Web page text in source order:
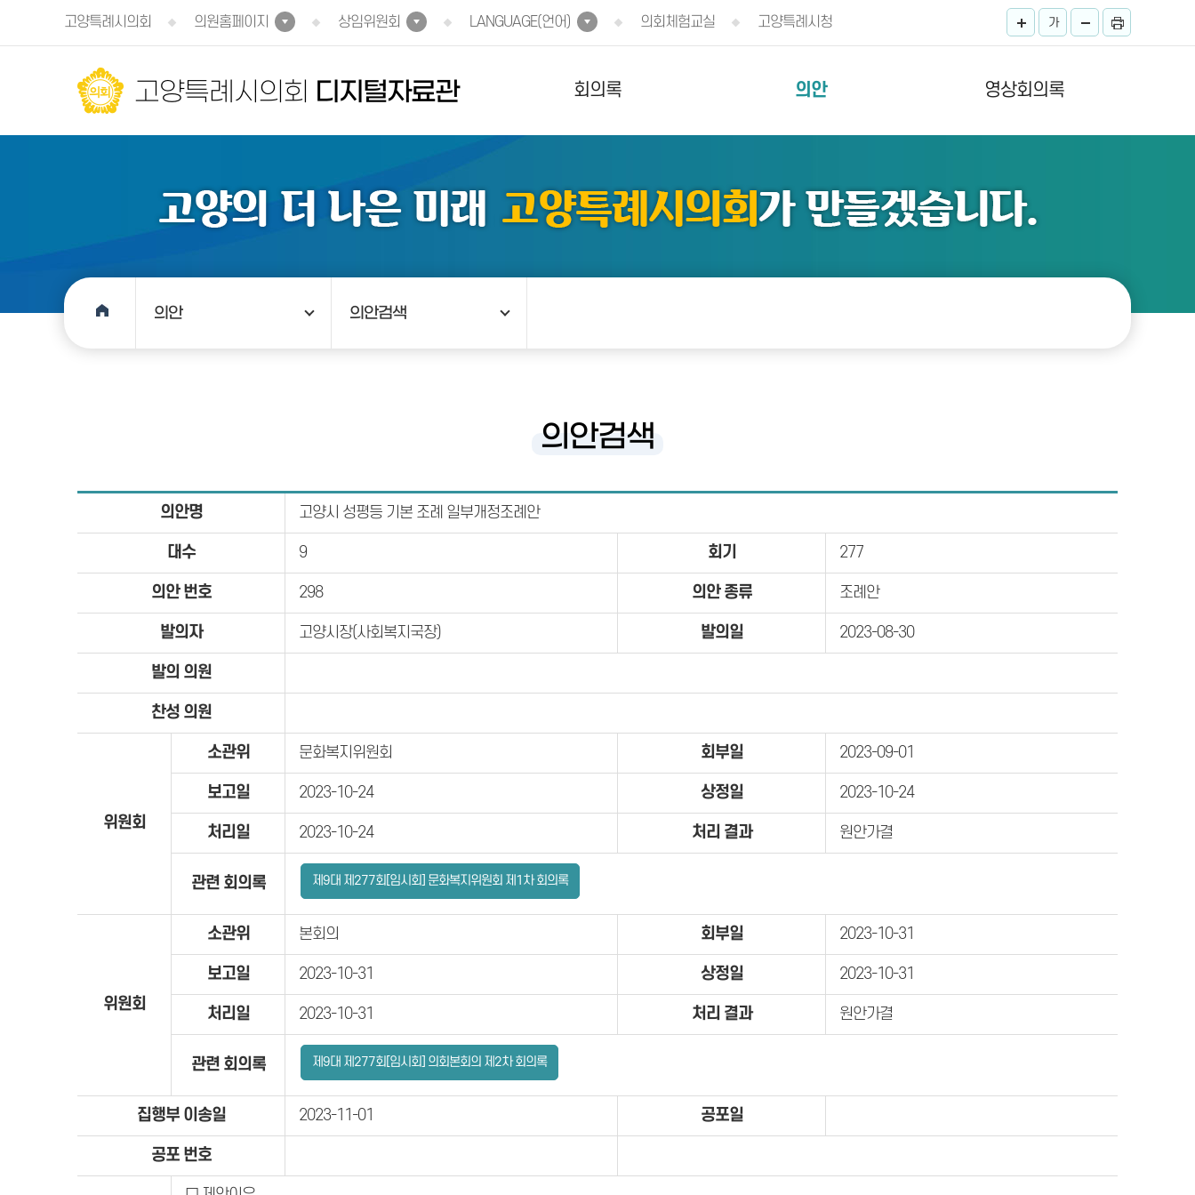
고양특례시의회
의원홈페이지 상임위원회 LANGUAGE(언어) 의회체험교실 고양특례시청 가
고양특례시의회 디지털자료관 회의록 의안 영상회의록
의안 의안검색
의안검색
의안명 고양시 성평등 기본 조례 일부개정조례안
대수 9 회기 277
의안 번호 298 의안 종류 조례안
발의자 고양시장(사회복지국장) 발의일 2023-08-30
발의 의원
찬성 의원
위원회
소관위 문화복지위원회 회부일 2023-09-01
보고일 2023-10-24 상정일 2023-10-24
처리일 2023-10-24 처리 결과 원안가결
관련 회의록 제9대 제277회[임시회] 문화복지위원회 제1차 회의록
위원회
소관위 본회의 회부일 2023-10-31
보고일 2023-10-31 상정일 2023-10-31
처리일 2023-10-31 처리 결과 원안가결
관련 회의록 제9대 제277회[임시회] 의회본회의 제2차 회의록
집행부 이송일 2023-11-01 공포일
공포 번호